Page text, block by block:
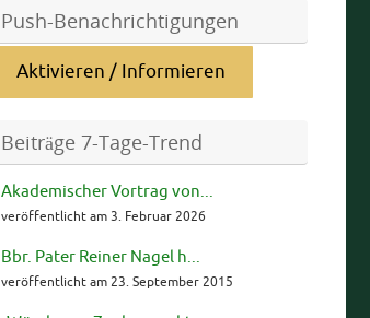
Push-Benachrichtigungen
Aktivieren / Informieren
Beiträge 7-Tage-Trend
Akademischer Vortrag von...
veröffentlicht am 3. Februar 2026
Bbr. Pater Reiner Nagel h...
veröffentlicht am 23. September 2015